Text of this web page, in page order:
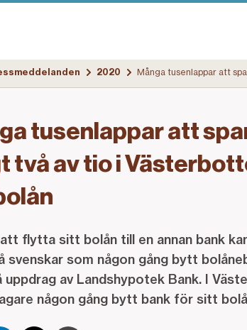
2020
tusenlappar att
två av tio i
flytta sitt bolån till en annan bank
svenskar som någon gång bytt
uppdrag av Landshypotek Bank. I
någon gång bytt bank för sitt